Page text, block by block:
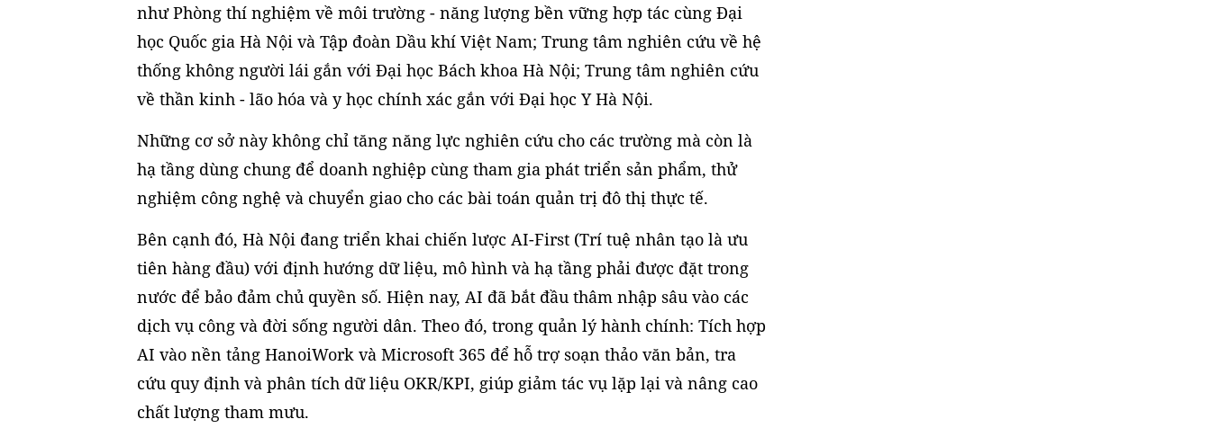
như Phòng thí nghiệm về môi trường - năng lượng bền vững hợp tác cùng Đại
học Quốc gia Hà Nội và Tập đoàn Dầu khí Việt Nam; Trung tâm nghiên cứu về hệ
thống không người lái gắn với Đại học Bách khoa Hà Nội; Trung tâm nghiên cứu
về thần kinh - lão hóa và y học chính xác gắn với Đại học Y Hà Nội.
Những cơ sở này không chỉ tăng năng lực nghiên cứu cho các trường mà còn là
hạ tầng dùng chung để doanh nghiệp cùng tham gia phát triển sản phẩm, thử
nghiệm công nghệ và chuyển giao cho các bài toán quản trị đô thị thực tế.
Bên cạnh đó, Hà Nội đang triển khai chiến lược AI-First (Trí tuệ nhân tạo là ưu
tiên hàng đầu) với định hướng dữ liệu, mô hình và hạ tầng phải được đặt trong
nước để bảo đảm chủ quyền số. Hiện nay, AI đã bắt đầu thâm nhập sâu vào các
dịch vụ công và đời sống người dân. Theo đó, trong quản lý hành chính: Tích hợp
AI vào nền tảng HanoiWork và Microsoft 365 để hỗ trợ soạn thảo văn bản, tra
cứu quy định và phân tích dữ liệu OKR/KPI, giúp giảm tác vụ lặp lại và nâng cao
chất lượng tham mưu.